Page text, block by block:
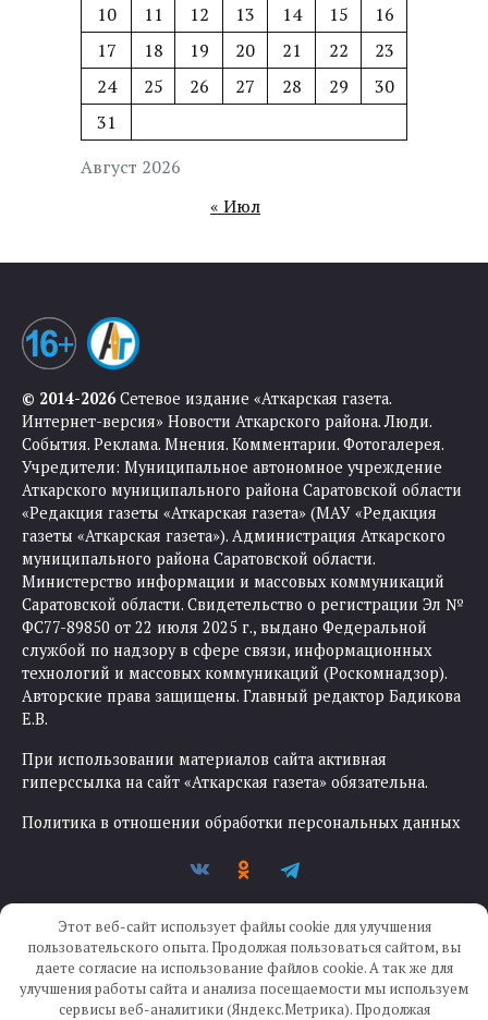
Август 2026
10
11 12 13 14 15
16
17
18 19 20 21 22
23
24
25 26 27 28 29
30
31
« Июл
© 2014-2026Сетевое издание «Аткарская газета.
Интернет-версия» Новости Аткарского района. Люди.
События. Реклама. Мнения. Комментарии. Фотогалерея.
Учредители: Муниципальное автономное учреждение
Аткарского муниципального района Саратовской области
«Редакция газеты «Аткарская газета» (МАУ «Редакция
газеты «Аткарская газета»). Администрация Аткарского
муниципального района Саратовской области.
Министерство информации и массовых коммуникаций
Саратовской области. Свидетельство о регистрации Эл №
ФС77-89850 от 22 июля 2025 г., выдано Федеральной
службой по надзору в сфере связи, информационных
технологий и массовых коммуникаций (Роскомнадзор).
Авторские права защищены. Главный редактор Бадикова
Е.В.
При использовании материалов сайта активная
гиперссылка на сайт «Аткарская газета» обязательна.
Политика в отношении обработки персональных данных
Создание сайта —IKWEB
Этот веб-сайт использует файлы cookie для улучшения
пользовательского опыта. Продолжая пользоваться сайтом, вы
даете согласие на использование файлов cookie. А так же для
улучшения работы сайта и анализа посещаемости мы используем
сервисы веб-аналитики (Яндекс.Метрика). Продолжая